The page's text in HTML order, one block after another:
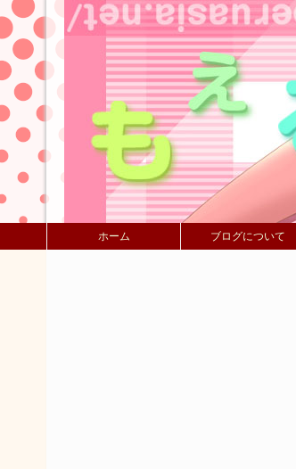
ホーム ブログについて